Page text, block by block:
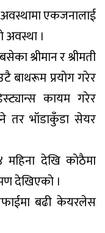
एकजनालाई
।
श्रीमान र श्रीमती
बाथरूम प्रयाेग गरेर
कायम गरेर
तर भॉडाकुँडा सेयर
देखि काेठैमा
देखिएकाे ।
बढी केयरलेस